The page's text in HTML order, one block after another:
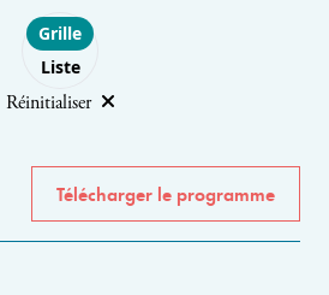
Choose layout
Grille
Liste
Réinitialiser
Télécharger le programme